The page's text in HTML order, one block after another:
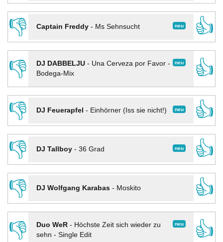
👎
neu
Captain Freddy- Ms Sehnsucht
👍
👎
neu
DJ DABBELJU- Una Cerveza por Favor -
Bodega-Mix
👍
👎
neu
DJ Feuerapfel - Einhörner (Iss sie nicht!)
👍
👎
neu
DJ Tallboy- 36 Grad
👍
👎
DJ Wolfgang Karabas- Moskito
👍
👎
neu
Duo WeR- Höchste Zeit sich wieder zu
sehn - Single Edit
👍